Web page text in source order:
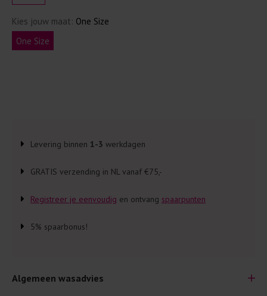
Kies jouw maat: One Size
One Size
Levering binnen 1-3 werkdagen
GRATIS verzending in NL vanaf €75,-
Registreer je eenvoudig en ontvang spaarpunten
5% spaarbonus!
Algemeen wasadvies